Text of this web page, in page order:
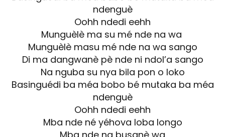
ndenguè
Oohh ndedi eehh
Munguèlè ma su mé nde na wa
Munguèlè masu mé nde na wa sango
Di ma dangwanè pè nde ni ndol’a sango
Na nguba su nya bila pon o loko
Basinguédi ba méa bobo bé mutaka ba méa
ndenguè
Oohh ndedi eehh
Mba nde né yéhova loba longo